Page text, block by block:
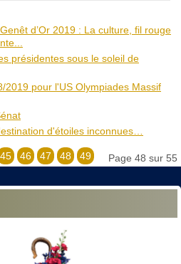
d’Or 2019 : La culture, fil rouge
présidentes sous le soleil de
2019 pour l'US Olympiades Massif
d'étoiles inconnues…
Page 48 sur 55
45 46 47 48
49